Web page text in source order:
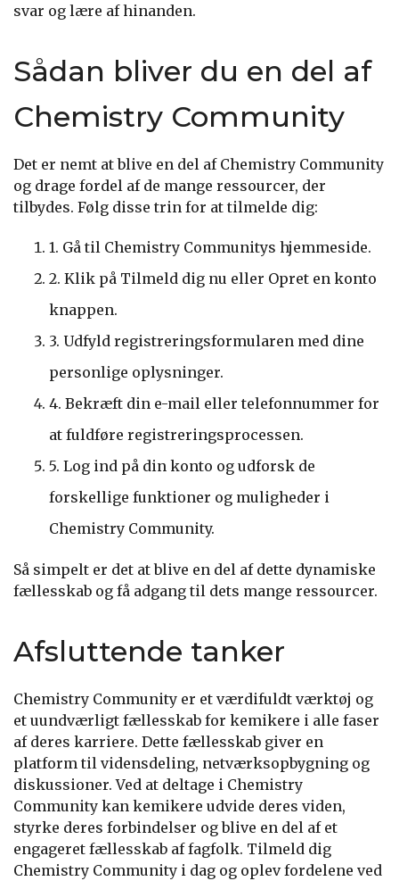
svar og lære af hinanden.
Sådan bliver du en del af
Chemistry Community
Det er nemt at blive en del af Chemistry Community
og drage fordel af de mange ressourcer, der
tilbydes. Følg disse trin for at tilmelde dig:
1. Gå til Chemistry Communitys hjemmeside.
2. Klik på Tilmeld dig nu eller Opret en konto
knappen.
3. Udfyld registreringsformularen med dine
personlige oplysninger.
4. Bekræft din e-mail eller telefonnummer for
at fuldføre registreringsprocessen.
5. Log ind på din konto og udforsk de
forskellige funktioner og muligheder i
Chemistry Community.
Så simpelt er det at blive en del af dette dynamiske
fællesskab og få adgang til dets mange ressourcer.
Afsluttende tanker
Chemistry Community er et værdifuldt værktøj og
et uundværligt fællesskab for kemikere i alle faser
af deres karriere. Dette fællesskab giver en
platform til vidensdeling, netværksopbygning og
diskussioner. Ved at deltage i Chemistry
Community kan kemikere udvide deres viden,
styrke deres forbindelser og blive en del af et
engageret fællesskab af fagfolk. Tilmeld dig
Chemistry Community i dag og oplev fordelene ved